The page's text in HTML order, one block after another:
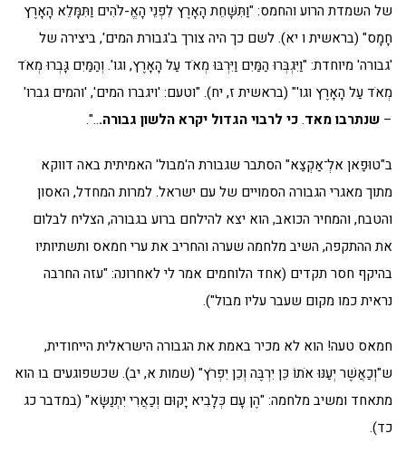
של השמדת הרוע והחמס: "וַתִּשָּׁחֵת הָאָרֶץ לִפְנֵי הָאֱ-לֹהִים וַתִּמָּלֵא הָאָרֶץ
חָמָס" (בראשית ו יא). לשם כך היה צורך ב'גבורת המים', ביצירה של
'גבורה' מיוחדת: "וַיִּגְבְּרוּ הַמַּיִם וַיִּרְבּוּ מְאֹד עַל הָאָרֶץ, וגו'. וְהַמַּיִם גָּבְרוּ מְאֹד
מְאֹד עַל הָאָרֶץ וגו'" (בראשית ז, יח). "וטעם: 'ויגברו המים', 'והמים גברו'
– שנתרבו מאד.כי לרבוי הגדול יקרא הלשון גבורה...".
ב"טוּפַאן אלְ־אַקְצַא" הסתבר שגבורת ה'מבול' האמיתית באה דווקא
מתוך מאגרי הגבורה הסמויים של עם ישראל. למרות המחדל, האסון
והטבח, והמחיר הכואב, הוא יצא להילחם ברוע בגבורה, הצליח לבלום
את ההתקפה, השיב מלחמה שערה והחריב את ערי חמאס ותשתיותיו
בהיקף חסר תקדים (אחד הלוחמים אמר לי לאחרונה: "עזה החרבה
נראית כמו מקום שעבר עליו מבול").
חמאס טעה! הוא לא מכיר באמת את הגבורה הישראלית הייחודית,
ש"וְכַאֲשֶׁר יְעַנּוּ אֹתוֹ כֵּן יִרְבֶּה וְכֵן יִפְרֹץ" (שמות א, יב). שכשפוגעים בו הוא
מתאחד ומשיב מלחמה: "הֶן עָם כְּלָבִיא יָקוּם וְכַאֲרִי יִתְנַשָּׂא" (במדבר כג
כד).